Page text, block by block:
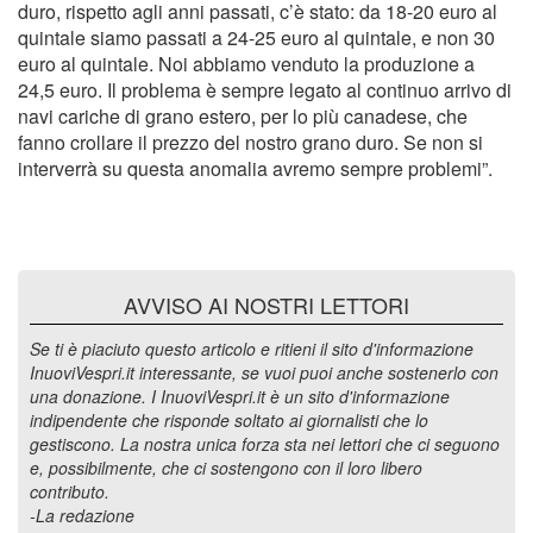
duro, rispetto agli anni passati, c’è stato: da 18-20 euro al
quintale siamo passati a 24-25 euro al quintale, e non 30
euro al quintale. Noi abbiamo venduto la produzione a
24,5 euro. Il problema è sempre legato al continuo arrivo di
navi cariche di grano estero, per lo più canadese, che
fanno crollare il prezzo del nostro grano duro. Se non si
interverrà su questa anomalia avremo sempre problemi”.
AVVISO AI NOSTRI LETTORI
Se ti è piaciuto questo articolo e ritieni il sito d'informazione
InuoviVespri.it interessante, se vuoi puoi anche sostenerlo con
una donazione. I InuoviVespri.it è un sito d'informazione
indipendente che risponde soltato ai giornalisti che lo
gestiscono. La nostra unica forza sta nei lettori che ci seguono
e, possibilmente, che ci sostengono con il loro libero
contributo.
-La redazione